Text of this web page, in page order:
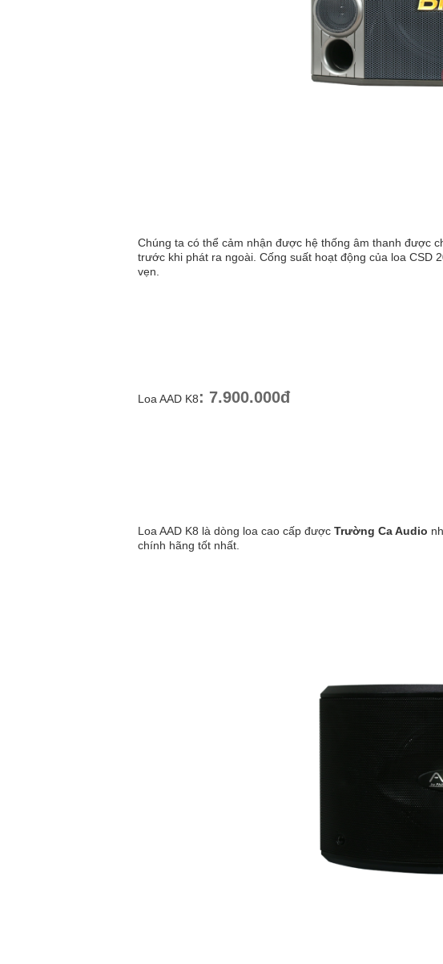
Chúng ta có thể cảm nhận được hệ thống âm thanh được
trước khi phát ra ngoài. Cống suất hoạt động của loa CSD
vẹn.
Loa AAD K8: 7.900.000đ
Loa AAD K8 là dòng loa cao cấp được Trường Ca Audio
chính hãng tốt nhất.